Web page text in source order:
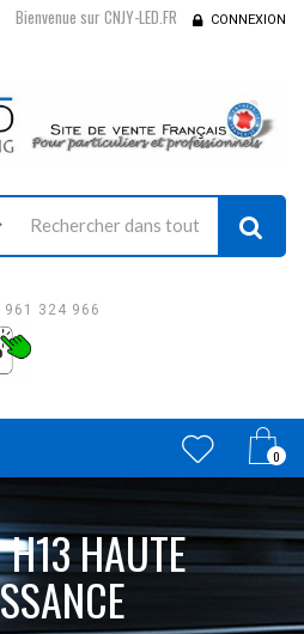
Bienvenue sur CNJY-LED.FR CONNEXION
961 324 966
0
HAUTE